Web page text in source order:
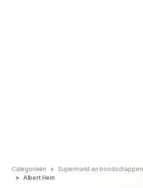
Categorieën Supermarkt en boodschappen
Albert Hein